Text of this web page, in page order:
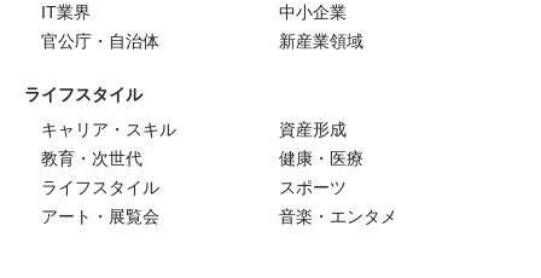
IT業界
中小企業
官公庁・自治体
新産業領域
ライフスタイル
キャリア・スキル
資産形成
教育・次世代
健康・医療
ライフスタイル
スポーツ
アート・展覧会
音楽・エンタメ